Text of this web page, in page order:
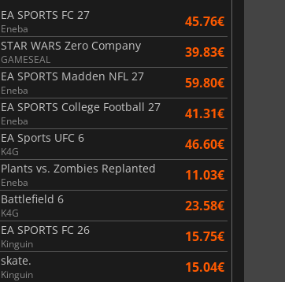
EA SPORTS FC 27
Eneba 45.76€
STAR WARS Zero Company
GAMESEAL 39.83€
EA SPORTS Madden NFL 27
Eneba 59.80€
EA SPORTS College Football 27
Eneba 41.31€
EA Sports UFC 6
K4G 46.60€
Plants vs. Zombies Replanted
Eneba 11.03€
Battlefield 6
K4G 23.58€
EA SPORTS FC 26
Kinguin 15.75€
skate.
Kinguin 15.04€